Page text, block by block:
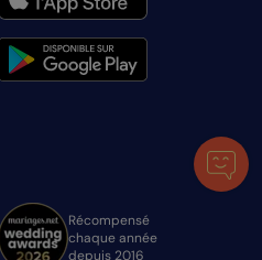
Récompensé
chaque année
depuis 2016